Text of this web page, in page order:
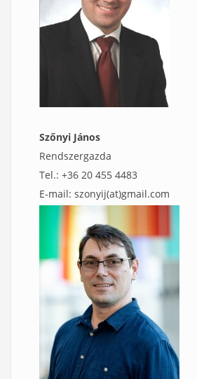
Szőnyi János
Rendszergazda
Tel.: +36 20 455 4483
E-mail: szonyij(at)gmail.com